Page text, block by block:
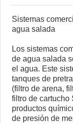
Sistemas
agua salada
Los sistemas
de agua salada
el agua. Este
tanques de
(filtro de arena,
filtro de cartucho
productos
de presión de